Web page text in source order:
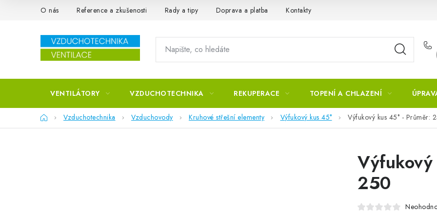
Přejít na obsahO nás Reference a zkušenosti Rady a tipy Doprava a platba Kontakty
VENTILÁTORY VZDUCHOTECHNIKA REKUPERACE TOPENÍ A CHLAZENÍ
DomůVzduchotechnika Vzduchovody Kruhové střešní elementy Výfukový kus 45° Výfukový kus 45° - Průměr:
250